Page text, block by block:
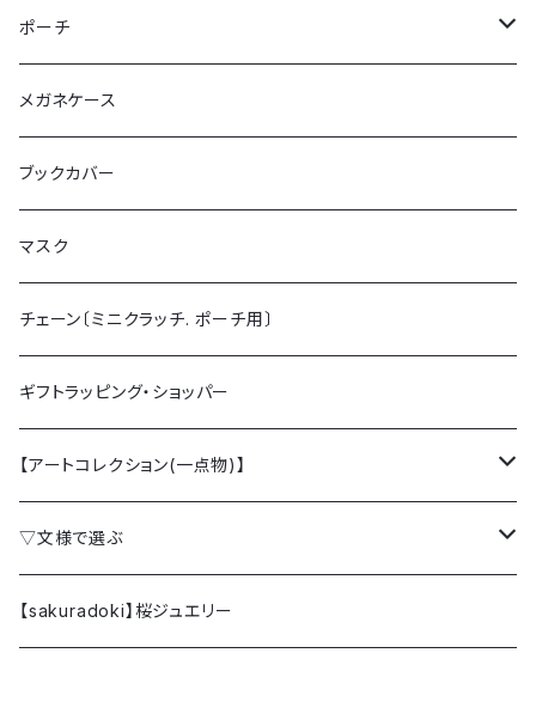
ショルダーバッグ
ミニクラッチバッグ
ミニ財布 (カードケース)
チェーン付ミニ財布
がま口財布
ポーチ
ポーチL
ポーチS
メガネケース
ブックカバー
マスク
チェーン〔ミニクラッチ. ポーチ用〕
ギフトラッピング・ショッパー
【アートコレクション(一点物)】
クラッチバッグ
ミニクラッチバッグ
▽文様で選ぶ
桜 SAKURA
【sakuradoki】桜ジュエリー